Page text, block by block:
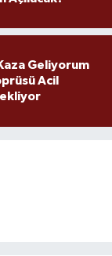
Geliyorum
Acil